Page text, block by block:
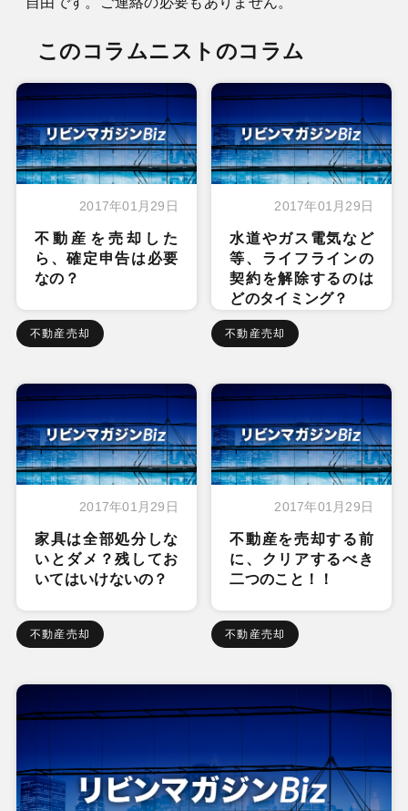
このコラムニストのコラム
2017年01月29日
不動産を売却した
ら、確定申告は必要
なの？
不動産売却
2017年01月29日
水道やガス電気など
等、ライフラインの
契約を解除するのは
どのタイミング？
不動産売却
2017年01月29日
家具は全部処分しな
いとダメ？残してお
いてはいけないの？
不動産売却
2017年01月29日
不動産を売却する前
に、クリアするべき
二つのこと！！
不動産売却